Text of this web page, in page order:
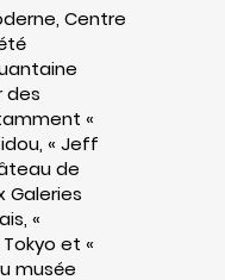
Centre
des
«
« Jeff
de
Galeries
«
et «
musée